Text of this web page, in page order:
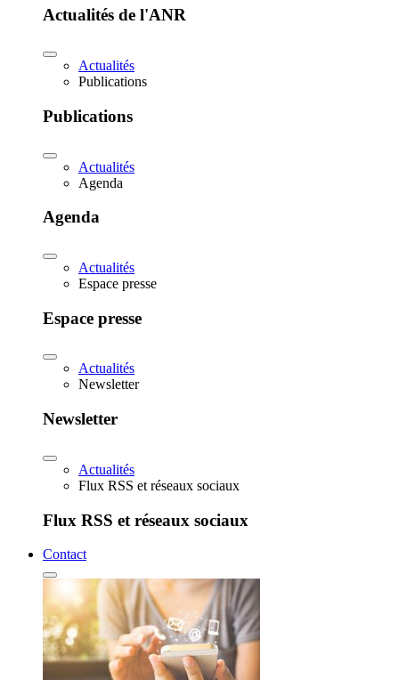
Actualités de l'ANR
Actualités
Publications
Publications
Actualités
Agenda
Agenda
Actualités
Espace presse
Espace presse
Actualités
Newsletter
Newsletter
Actualités
Flux RSS et réseaux sociaux
Flux RSS et réseaux sociaux
Contact